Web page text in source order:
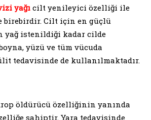
yağıcilt yenileyici özelliği ile
birebirdir. Cilt için en güçlü
yağ istenildiği kadar cilde
yüzü ve tüm vücuda
tedavisinde de kullanılmaktadır.
öldürücü özelliğinin yanında
sahiptir. Yara tedavisinde